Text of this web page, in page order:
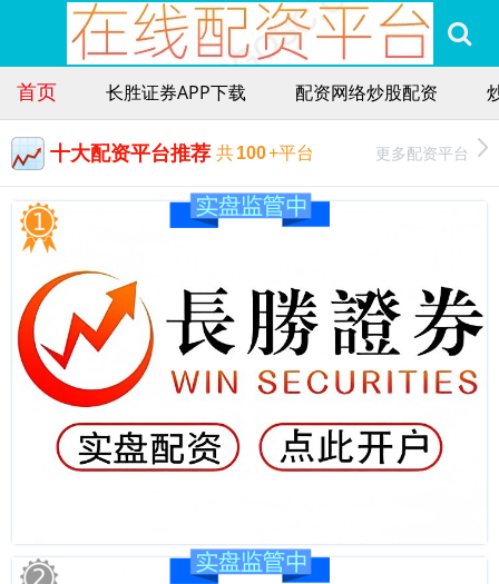
首页 长胜证券APP下载 配资网络炒股配资
十大配资平台推荐 共100+平台 更多配资平台